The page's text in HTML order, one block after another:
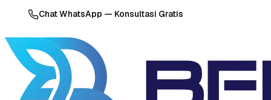
Chat WhatsApp — Konsultasi Gratis